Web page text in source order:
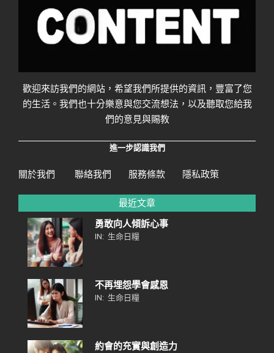
歡迎來訪我們的網站，希望我們所提供的資訊，豐富了您
的生活。我們也十分樂意與您交流想法，以及聽取您給我
們的意見與賜教
進一步認識我們
關於我們 聯絡我們 服務條款 隱私政策
最近文章
勇敢向人傾訴心事
IN: 生命日糧
不再埋怨學會感恩
IN: 生命日糧
約會的充實與創造力